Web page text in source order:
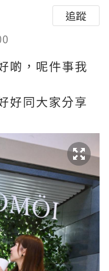
追蹤
啲，呢件事我
好同大家分享